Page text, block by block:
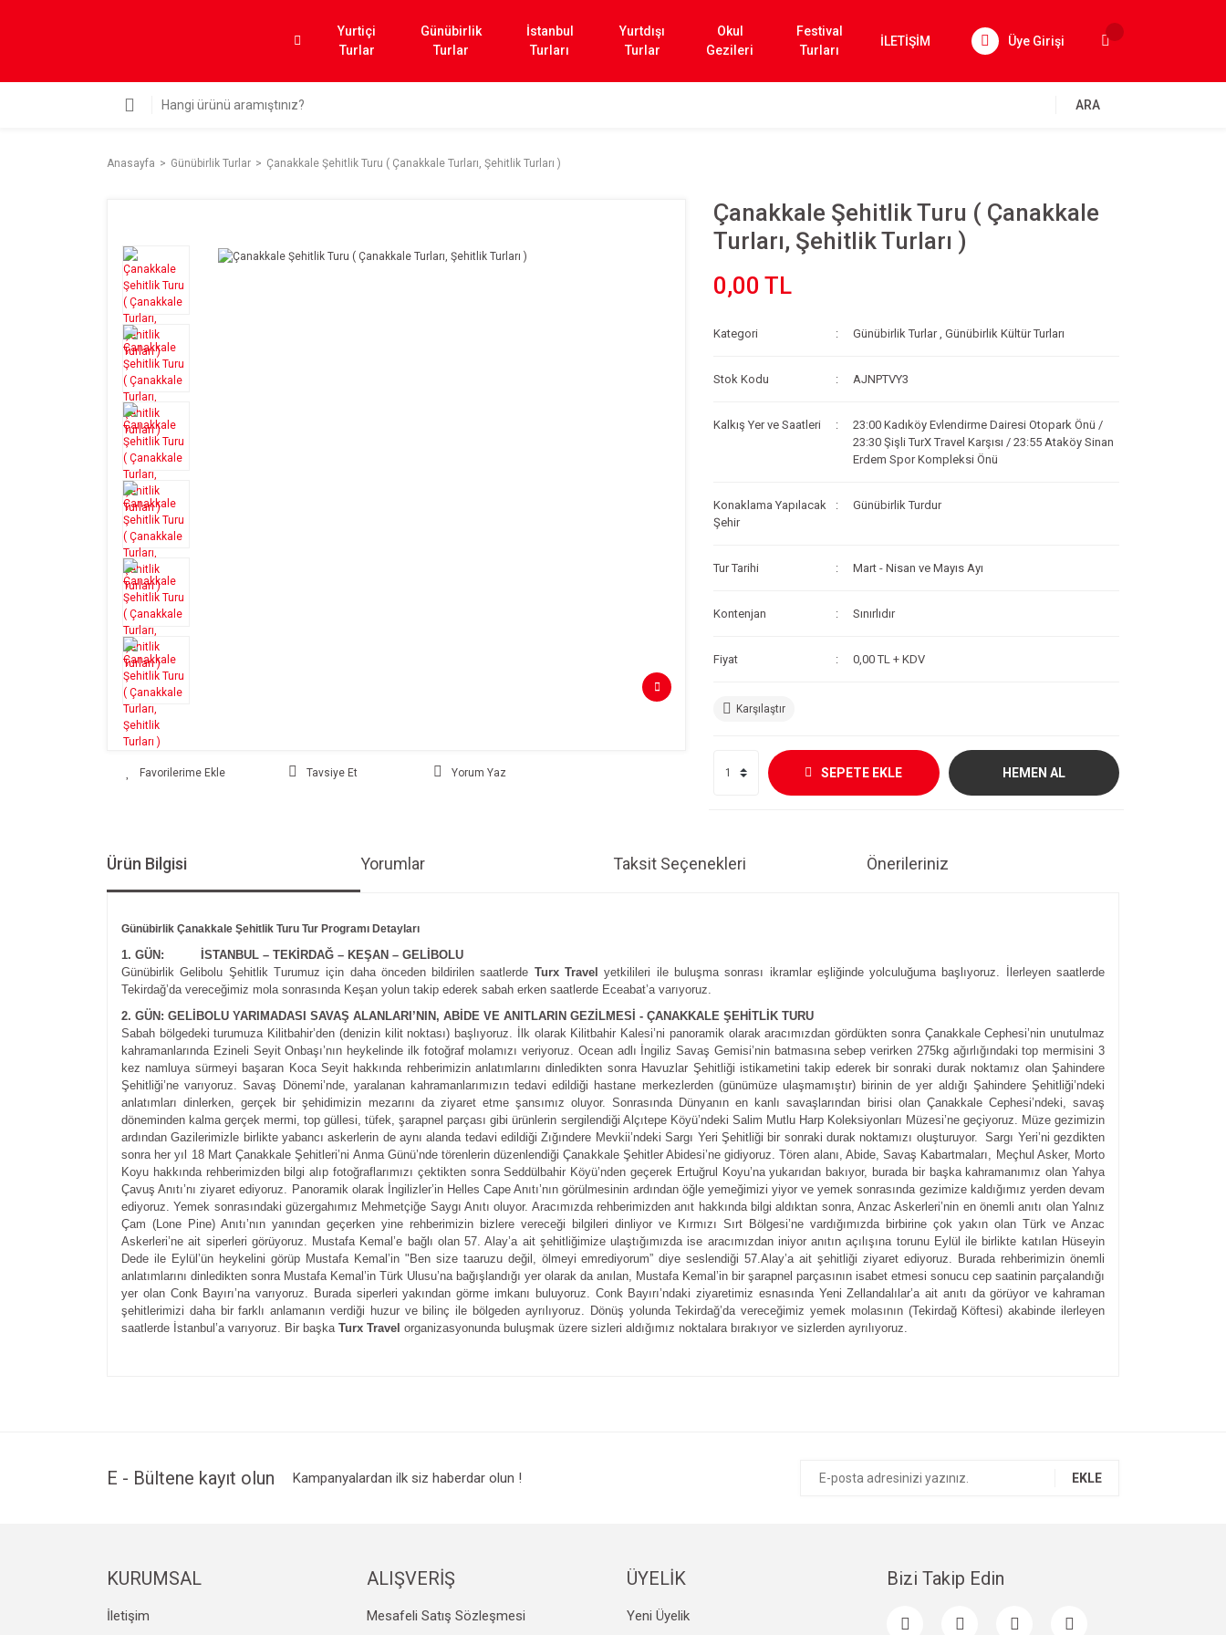
Yurtiçi
Turlar
Günübirlik
Turlar
İstanbul
Turları
Yurtdışı
Turlar
Okul
Gezileri
Festival
Turları
İLETİŞİM Üye Girişi
ARA
Anasayfa Günübirlik Turlar Çanakkale Şehitlik Turu ( Çanakkale Turları, Şehitlik Turları )
Tavsiye Et Yorum Yaz
Çanakkale Şehitlik Turu ( Çanakkale
Turları, Şehitlik Turları )
0,00 TL
Kategori Günübirlik Turlar , Günübirlik Kültür Turları
Stok Kodu AJNPTVY3
Kalkış Yer ve Saatleri
23:00 Kadıköy Evlendirme Dairesi Otopark Önü /
23:30 Şişli TurX Travel Karşısı / 23:55 Ataköy Sinan
Erdem Spor Kompleksi Önü
Konaklama Yapılacak
Şehir
Günübirlik Turdur
Tur Tarihi Mart - Nisan ve Mayıs Ayı
Kontenjan Sınırlıdır
Fiyat 0,00 TL + KDV
Karşılaştır
SEPETE EKLE HEMEN AL
Ürün Bilgisi Yorumlar Taksit Seçenekleri Önerileriniz
Günübirlik Çanakkale Şehitlik Turu Tur Programı Detayları
1. GÜN: İSTANBUL – TEKİRDAĞ – KEŞAN – GELİBOLU
Günübirlik Gelibolu Şehitlik Turumuz için daha önceden bildirilen saatlerde Turx Travel
yetkilileri ile buluşma sonrası ikramlar eşliğinde yolculuğuma başlıyoruz. İlerleyen saatlerde
Tekirdağ’da vereceğimiz mola sonrasında Keşan yolun takip ederek sabah erken saatlerde Eceabat’a varıyoruz.
2. GÜN: GELİBOLU YARIMADASI SAVAŞ ALANLARI’NIN, ABİDE VE ANITLARIN GEZİLMESİ - ÇANAKKALE ŞEHİTLİK TURU
Sabah bölgedeki turumuza Kilitbahir’den (denizin kilit noktası) başlıyoruz. İlk olarak Kilitbahir Kalesi’ni panoramik olarak aracımızdan gördükten sonra Çanakkale Cephesi’nin unutulmaz
kahramanlarında Ezineli Seyit Onbaşı’nın heykelinde ilk fotoğraf molamızı veriyoruz. Ocean adlı İngiliz Savaş Gemisi’nin batmasına sebep verirken 275kg ağırlığındaki top mermisini 3
kez namluya sürmeyi başaran Koca Seyit hakkında rehberimizin anlatımlarını dinledikten sonra Havuzlar Şehitliği istikametini takip ederek bir sonraki durak noktamız olan Şahindere
Şehitliği’ne varıyoruz. Savaş Dönemi’nde, yaralanan kahramanlarımızın tedavi edildiği hastane merkezlerden (günümüze ulaşmamıştır) birinin de yer aldığı Şahindere Şehitliği’ndeki
anlatımları dinlerken, gerçek bir şehidimizin mezarını da ziyaret etme şansımız oluyor. Sonrasında Dünyanın en kanlı savaşlarından birisi olan Çanakkale Cephesi’ndeki, savaş
döneminden kalma gerçek mermi, top güllesi, tüfek, şarapnel parçası gibi ürünlerin sergilendiği Alçıtepe Köyü’ndeki Salim Mutlu Harp Koleksiyonları Müzesi’ne geçiyoruz. Müze gezimizin
ardından Gazilerimizle birlikte yabancı askerlerin de aynı alanda tedavi edildiği Zığındere Mevkii’ndeki Sargı Yeri Şehitliği bir sonraki durak noktamızı oluşturuyor. Sargı Yeri’ni gezdikten
sonra her yıl 18 Mart Çanakkale Şehitleri’ni Anma Günü’nde törenlerin düzenlendiği Çanakkale Şehitler Abidesi’ne gidiyoruz. Tören alanı, Abide, Savaş Kabartmaları, Meçhul Asker, Morto
Koyu hakkında rehberimizden bilgi alıp fotoğraflarımızı çektikten sonra Seddülbahir Köyü’nden geçerek Ertuğrul Koyu’na yukarıdan bakıyor, burada bir başka kahramanımız olan Yahya
Çavuş Anıtı’nı ziyaret ediyoruz. Panoramik olarak İngilizler’in Helles Cape Anıtı’nın görülmesinin ardından öğle yemeğimizi yiyor ve yemek sonrasında gezimize kaldığımız yerden devam
ediyoruz. Yemek sonrasındaki güzergahımız Mehmetçiğe Saygı Anıtı oluyor. Aracımızda rehberimizden anıt hakkında bilgi aldıktan sonra, Anzac Askerleri’nin en önemli anıtı olan Yalnız
Çam (Lone Pine) Anıtı’nın yanından geçerken yine rehberimizin bizlere vereceği bilgileri dinliyor ve Kırmızı Sırt Bölgesi’ne vardığımızda birbirine çok yakın olan Türk ve Anzac
Askerleri’ne ait siperleri görüyoruz. Mustafa Kemal’e bağlı olan 57. Alay’a ait şehitliğimize ulaştığımızda ise aracımızdan iniyor anıtın açılışına torunu Eylül ile birlikte katılan Hüseyin
Dede ile Eylül’ün heykelini görüp Mustafa Kemal’in "Ben size taaruzu değil, ölmeyi emrediyorum” diye seslendiği 57.Alay’a ait şehitliği ziyaret ediyoruz. Burada rehberimizin önemli
anlatımlarını dinledikten sonra Mustafa Kemal’in Türk Ulusu’na bağışlandığı yer olarak da anılan, Mustafa Kemal’in bir şarapnel parçasının isabet etmesi sonucu cep saatinin parçalandığı
yer olan Conk Bayırı’na varıyoruz. Burada siperleri yakından görme imkanı buluyoruz. Conk Bayırı’ndaki ziyaretimiz esnasında Yeni Zellandalılar’a ait anıtı da görüyor ve kahraman
şehitlerimizi daha bir farklı anlamanın verdiği huzur ve bilinç ile bölgeden ayrılıyoruz. Dönüş yolunda Tekirdağ’da vereceğimiz yemek molasının (Tekirdağ Köftesi) akabinde ilerleyen
saatlerde İstanbul’a varıyoruz. Bir başka Turx Travel organizasyonunda buluşmak üzere sizleri aldığımız noktalara bırakıyor ve sizlerden ayrılıyoruz.
Ürün bilgilerinde hatalar bulunuyor.
E - Bültene kayıt olun Kampanyalardan ilk siz haberdar olun ! EKLE
KURUMSAL
İletişim
ALIŞVERİŞ
Mesafeli Satış Sözleşmesi
ÜYELİK
Yeni Üyelik
Bizi Takip Edin